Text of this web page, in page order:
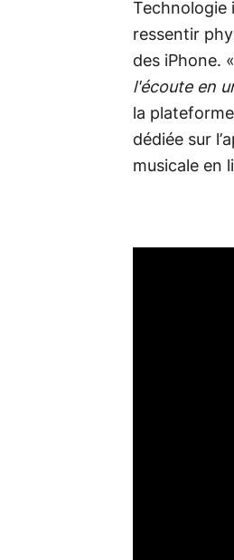
Technologie
ressentir
des iPhone. «
l'écoute en
la
dédiée sur
musicale en